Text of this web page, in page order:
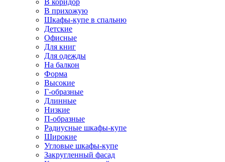
В коридор
В прихожую
Шкафы-купе в спальню
Детские
Офисные
Для книг
Для одежды
На балкон
Форма
Высокие
Г-образные
Длинные
Низкие
П-образные
Радиусные шкафы-купе
Широкие
Угловые шкафы-купе
Закругленный фасад